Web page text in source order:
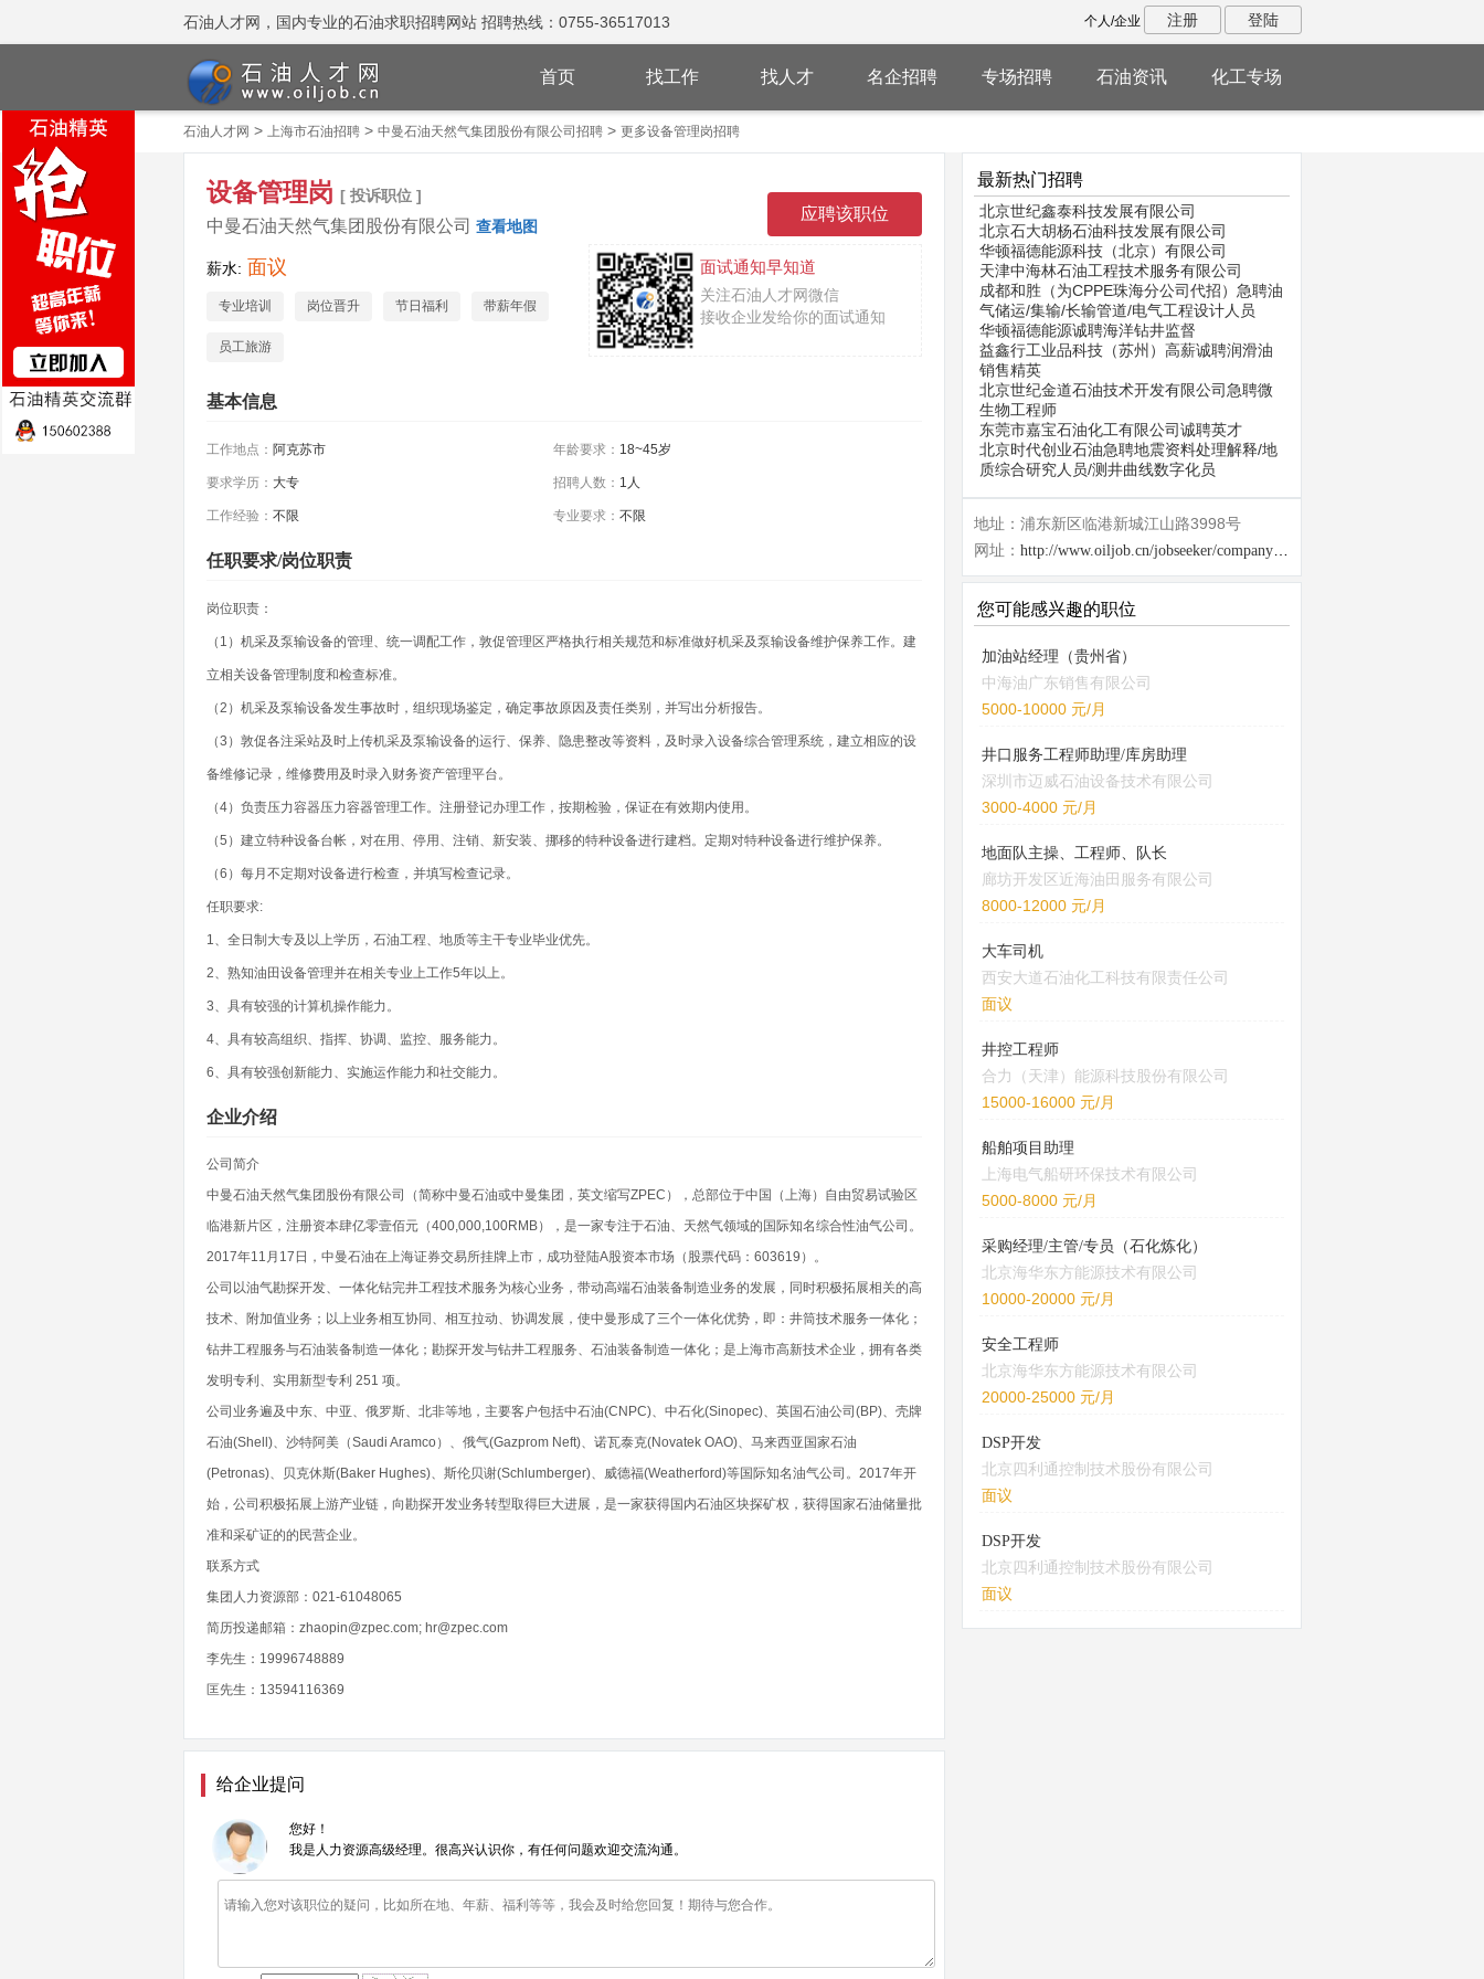
石油人才网，国内专业的石油求职招聘网站 招聘热线：0755-36517013 个人/企业 注册 登陆
首页 找工作 找人才 名企招聘 专场招聘 石油资讯 化工专场
石油人才网 > 上海市石油招聘> 中曼石油天然气集团股份有限公司招聘> 更多设备管理岗招聘
设备管理岗 [ 投诉职位 ]
中曼石油天然气集团股份有限公司 查看地图
薪水: 面议 面试通知早知道
关注石油人才网微信
接收企业发给你的面试通知
专业培训 岗位晋升 节日福利 带薪年假
员工旅游
基本信息
工作地点： 阿克苏市 年龄要求： 18~45岁
要求学历： 大专 招聘人数： 1人
工作经验： 不限 专业要求： 不限
任职要求/岗位职责
岗位职责：
（1）机采及泵输设备的管理、统一调配工作，敦促管理区严格执行相关规范和标准做好机采及泵输设备维护保养工作。建
立相关设备管理制度和检查标准。
（2）机采及泵输设备发生事故时，组织现场鉴定，确定事故原因及责任类别，并写出分析报告。
（3）敦促各注采站及时上传机采及泵输设备的运行、保养、隐患整改等资料，及时录入设备综合管理系统，建立相应的设
备维修记录，维修费用及时录入财务资产管理平台。
（4）负责压力容器压力容器管理工作。注册登记办理工作，按期检验，保证在有效期内使用。
（5）建立特种设备台帐，对在用、停用、注销、新安装、挪移的特种设备进行建档。定期对特种设备进行维护保养。
（6）每月不定期对设备进行检查，并填写检查记录。
任职要求:
1、全日制大专及以上学历，石油工程、地质等主干专业毕业优先。
2、熟知油田设备管理并在相关专业上工作5年以上。
3、具有较强的计算机操作能力。
4、具有较高组织、指挥、协调、监控、服务能力。
6、具有较强创新能力、实施运作能力和社交能力。
企业介绍
公司简介
中曼石油天然气集团股份有限公司（简称中曼石油或中曼集团，英文缩写ZPEC），总部位于中国（上海）自由贸易试验区
临港新片区，注册资本肆亿零壹佰元（400,000,100RMB），是一家专注于石油、天然气领域的国际知名综合性油气公司。
2017年11月17日，中曼石油在上海证券交易所挂牌上市，成功登陆A股资本市场（股票代码：603619）。
公司以油气勘探开发、一体化钻完井工程技术服务为核心业务，带动高端石油装备制造业务的发展，同时积极拓展相关的高
技术、附加值业务；以上业务相互协同、相互拉动、协调发展，使中曼形成了三个一体化优势，即：井筒技术服务一体化；
钻井工程服务与石油装备制造一体化；勘探开发与钻井工程服务、石油装备制造一体化；是上海市高新技术企业，拥有各类
发明专利、实用新型专利 251 项。
公司业务遍及中东、中亚、俄罗斯、北非等地，主要客户包括中石油(CNPC)、中石化(Sinopec)、英国石油公司(BP)、壳牌
石油(Shell)、沙特阿美（Saudi Aramco）、俄气(Gazprom Neft)、诺瓦泰克(Novatek OAO)、马来西亚国家石油
(Petronas)、贝克休斯(Baker Hughes)、斯伦贝谢(Schlumberger)、威德福(Weatherford)等国际知名油气公司。2017年开
始，公司积极拓展上游产业链，向勘探开发业务转型取得巨大进展，是一家获得国内石油区块探矿权，获得国家石油储量批
准和采矿证的的民营企业。
联系方式
集团人力资源部：021-61048065
简历投递邮箱：zhaopin@zpec.com; hr@zpec.com
李先生：19996748889
匡先生：13594116369
给企业提问
您好！
我是人力资源高级经理。很高兴认识你，有任何问题欢迎交流沟通。
最新热门招聘
北京世纪鑫泰科技发展有限公司
北京石大胡杨石油科技发展有限公司
华顿福德能源科技（北京）有限公司
天津中海林石油工程技术服务有限公司
成都和胜（为CPPE珠海分公司代招）急聘油
气储运/集输/长输管道/电气工程设计人员
华顿福德能源诚聘海洋钻井监督
益鑫行工业品科技（苏州）高薪诚聘润滑油
销售精英
北京世纪金道石油技术开发有限公司急聘微
生物工程师
东莞市嘉宝石油化工有限公司诚聘英才
北京时代创业石油急聘地震资料处理解释/地
质综合研究人员/测井曲线数字化员
地址：浦东新区临港新城江山路3998号
网址： http://www.oiljob.cn/jobseeker/company/22918.html
您可能感兴趣的职位
加油站经理（贵州省）
中海油广东销售有限公司
5000-10000 元/月
井口服务工程师助理/库房助理
深圳市迈威石油设备技术有限公司
3000-4000 元/月
地面队主操、工程师、队长
廊坊开发区近海油田服务有限公司
8000-12000 元/月
大车司机
西安大道石油化工科技有限责任公司
面议
井控工程师
合力（天津）能源科技股份有限公司
15000-16000 元/月
船舶项目助理
上海电气船研环保技术有限公司
5000-8000 元/月
采购经理/主管/专员（石化炼化）
北京海华东方能源技术有限公司
10000-20000 元/月
安全工程师
北京海华东方能源技术有限公司
20000-25000 元/月
DSP开发
北京四利通控制技术股份有限公司
面议
DSP开发
北京四利通控制技术股份有限公司
面议